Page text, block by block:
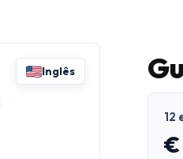
Inglês
12
€